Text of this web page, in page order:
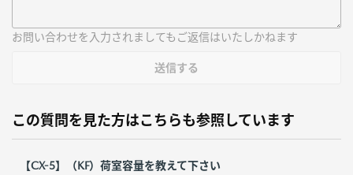
お問い合わせを入力されましてもご返信はいたしかねます
送信する
この質問を見た方はこちらも参照しています
【CX-5】（KF）荷室容量を教えて下さい